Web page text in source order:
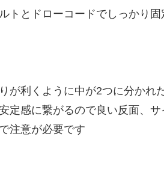
トとドローコードでしっかり
が利くように中が2つに分かれ
定感に繋がるので良い反面、
注意が必要です